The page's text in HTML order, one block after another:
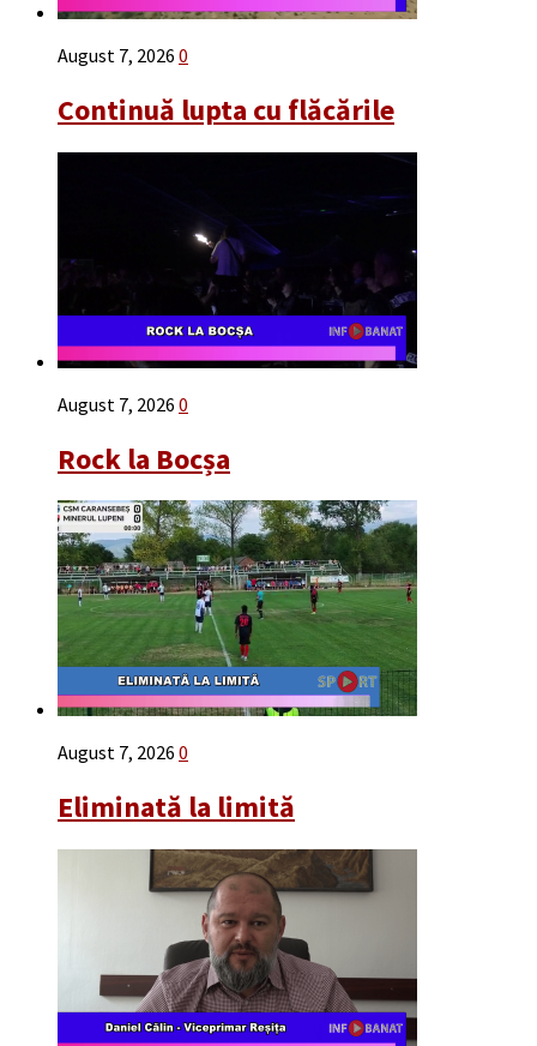
August 7, 2026 0
Continuă lupta cu flăcările
August 7, 2026 0
Rock la Bocșa
August 7, 2026 0
Eliminată la limită